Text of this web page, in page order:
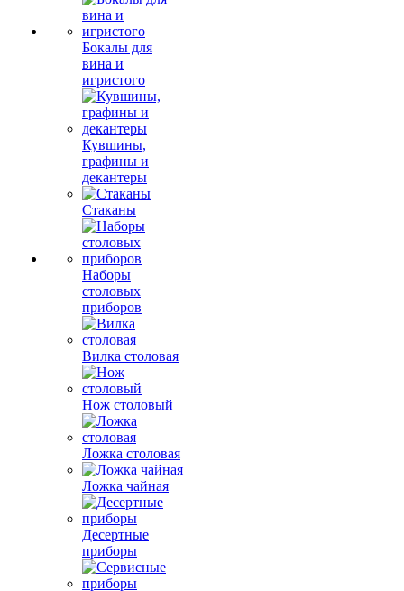
Бокалы для
вина и
игристого
Кувшины,
графины и
декантеры
Стаканы
Наборы
столовых
приборов
Вилка столовая
Нож столовый
Ложка столовая
Ложка чайная
Десертные
приборы